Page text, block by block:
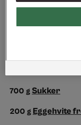
Salt
700 g Sukker
200 g Eggehvite